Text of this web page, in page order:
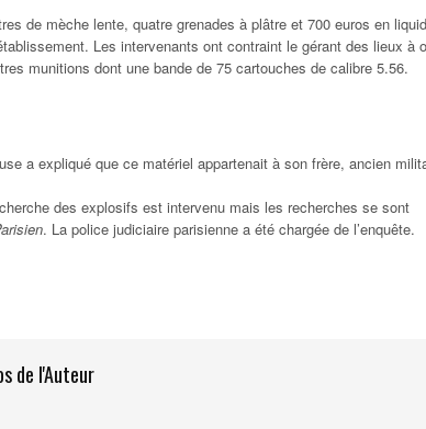
de mèche lente, quatre grenades à plâtre et 700 euros en
Les intervenants ont contraint le gérant des lieux à
munitions dont une bande de 75 cartouches de calibre 5.56.
a expliqué que ce matériel appartenait à son frère, ancien
des explosifs est intervenu mais les recherches se sont
. La police judiciaire parisienne a été chargée de l’enquête.
de l'Auteur